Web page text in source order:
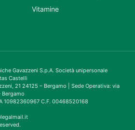
Vitamine
Gavazzeni S.p.A. Società unipersonale
Castelli
21 24125 – Bergamo | Sede Operativa: via
Bergamo
10982360967 C.F. 00468520168